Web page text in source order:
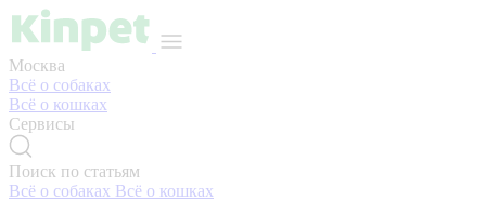
Москва
Всё о собаках
Всё о кошках
Сервисы
Поиск по статьям
Всё о собаках Всё о кошках